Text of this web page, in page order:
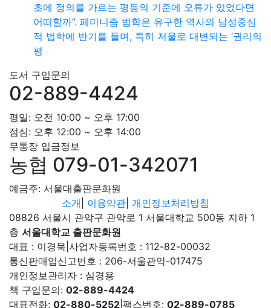
초에 정의를 가르는 평등의 기준에 오류가 있었다면
어떠할까”. 페미니즘 법학은 유구한 역사의 남성중심
적 법학에 반기를 들며, 특히 저울로 대변되는 ‘권리의
평
도서 구입문의
02-889-4424
평일: 오전 10:00 ~ 오후 17:00
점심: 오후 12:00 ~ 오후 14:00
무통장 입금정보
농협 079-01-342071
예금주: 서울대출판문화원
소개
이용약관 개인정보처리방침
08826 서울시 관악구 관악로 1 서울대학교 500동 지하 1
층 서울대학교 출판문화원
대표 : 이경묵 사업자등록번호 : 112-82-00032
통신판매업신고번호 : 206-서울관악-017475
개인정보관리자 : 심경용
책 구입문의: 02-889-4424
대표전화: 02-880-5252 팩스번호: 02-889-0785